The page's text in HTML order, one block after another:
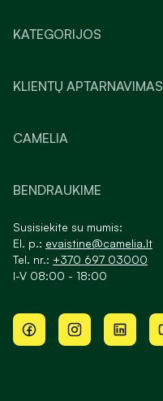
KATEGORIJOS
KLIENTŲ APTARNAVIMAS
CAMELIA
BENDRAUKIME
Susisiekite su mumis:
El. p.: evaistine@camelia.lt
Tel. nr.: +370 697 03000
I-V 08:00 - 18:00